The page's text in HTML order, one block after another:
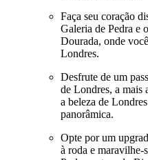
Faça seu coração
Galeria de Pedra e
Dourada, onde
Londres.
Desfrute de um
de Londres, a mais
a beleza de
panorâmica.
Opte por um
à roda e maravilhe-